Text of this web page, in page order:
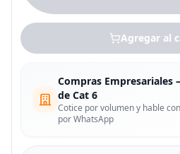
Agregar al
Compras Empresariales
de Cat 6
Cotice por volumen y hable
por WhatsApp